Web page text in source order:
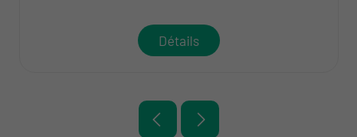
Détails